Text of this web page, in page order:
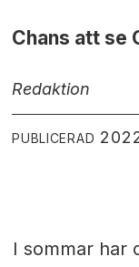
Chans att se
Redaktion
PUBLICERAD
I sommar har